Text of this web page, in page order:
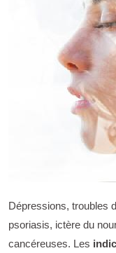
Dépressions, troubles
psoriasis, ictère du
cancéreuses. Les